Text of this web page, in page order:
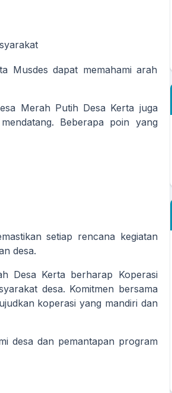
Musdes dapat memahami arah
Merah Putih Desa Kerta juga
Beberapa poin yang
setiap rencana kegiatan
desa.
Desa Kerta berharap Koperasi
desa. Komitmen bersama
koperasi yang mandiri dan
desa dan pemantapan program